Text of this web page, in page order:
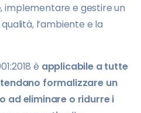
e gestire un
l’ambiente e la
è applicabile a tutte
formalizzare un
ad eliminare o ridurre i